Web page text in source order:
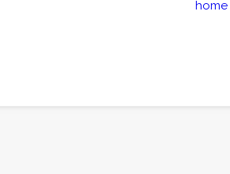
home